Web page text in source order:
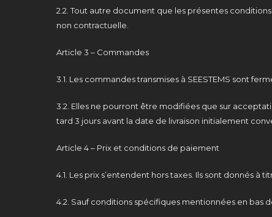
2.2. Tout autre document que les présentes
non contractuelle.
Article 3 – Commandes
3.1. Les commandes transmises à SEESTEMS sont
3.2. Elles ne pourront être modifiées que sur
tard 3 jours avant la date de livraison initialement
Article 4 – Prix et conditions de paiement
4.1. Les prix s’entendent hors taxes. Ils sont donnés à
4.2. Sauf conditions spécifiques mentionnées en bas